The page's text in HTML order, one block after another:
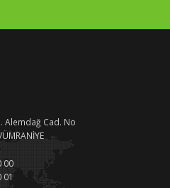
Alemdağ Cad. No
00